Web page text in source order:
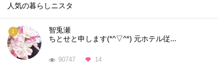
人気の暮らしニスタ
智兎瀬
ちとせと申します(*^▽^*) 元ホテル従...
90747 14